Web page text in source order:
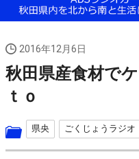
2016年12月6日
秋田県産食材で
ｔｏ
県央 ごくじょうラジオ